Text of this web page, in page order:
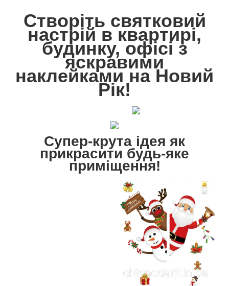
Створіть святковий
настрій в квартирі,
будинку, офісі з
яскравими
наклейками на Новий
Рік!
Супер-крута ідея як
прикрасити будь-яке
приміщення!